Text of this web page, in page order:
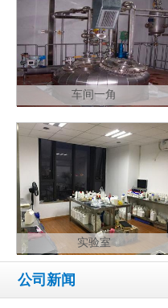
车间一角
实验室
公司新闻